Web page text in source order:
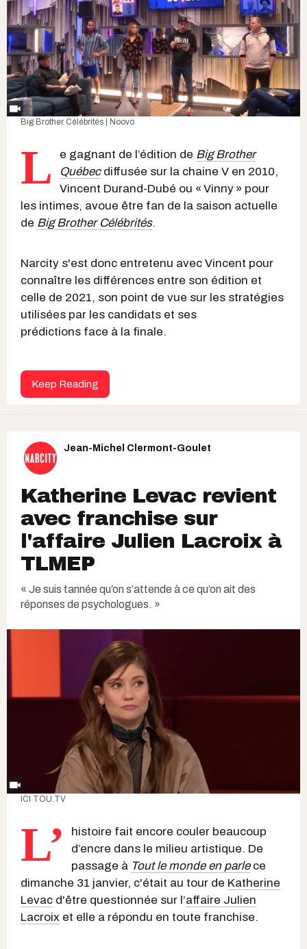
Big Brother Célébrités | Noovo
L e gagnant de l’édition de Big Brother
Québecdiffusée sur la chaine V en 2010,
Vincent Durand-Dubé ou « Vinny » pour
les intimes, avoue être fan de la saison actuelle
de Big Brother Célébrités.
Narcity s'est donc entretenu avec Vincent pour
connaître les différences entre son édition et
celle de 2021, son point de vue sur les stratégies
utilisées par les candidats et ses
prédictions face à la finale.
Keep Reading
Jean-Michel Clermont-Goulet
Katherine Levac revient
avec franchise sur
l'affaire Julien Lacroix à
TLMEP
« Je suis tannée qu’on s’attende à ce qu’on ait des
réponses de psychologues. »
ICI TOU.TV
L’
histoire fait encore couler beaucoup
d’encre dans le milieu artistique. De
passage à Tout le monde en parlece
dimanche 31 janvier, c'était au tour de Katherine
Levac d'être questionnée sur l’affaire Julien
Lacroix et elle a répondu en toute franchise.